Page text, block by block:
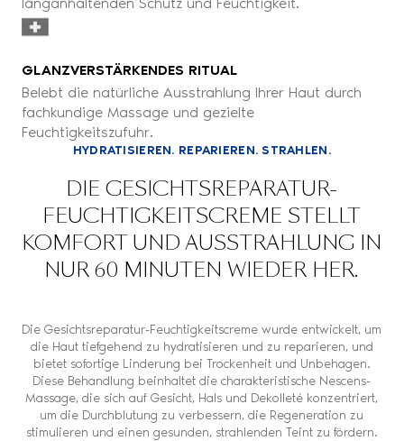
GLANZVERSTÄRKENDES RITUAL
Belebt die natürliche Ausstrahlung Ihrer Haut durch
fachkundige Massage und gezielte
Feuchtigkeitszufuhr.
HYDRATISIEREN. REPARIEREN. STRAHLEN.
DIE GESICHTSREPARATUR-
FEUCHTIGKEITSCREME STELLT
KOMFORT UND AUSSTRAHLUNG IN
NUR 60 MINUTEN WIEDER HER.
Die Gesichtsreparatur-Feuchtigkeitscreme wurde entwickelt, um
die Haut tiefgehend zu hydratisieren und zu reparieren, und
bietet sofortige Linderung bei Trockenheit und Unbehagen.
Diese Behandlung beinhaltet die charakteristische Nescens-
Massage, die sich auf Gesicht, Hals und Dekolleté konzentriert,
um die Durchblutung zu verbessern, die Regeneration zu
stimulieren und einen gesunden, strahlenden Teint zu fördern.